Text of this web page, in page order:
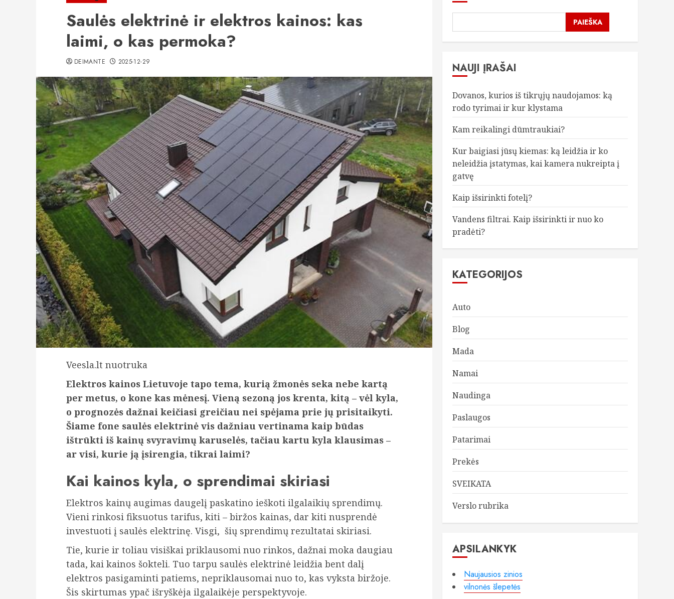
Saulės elektrinė ir elektros kainos: kas
laimi, o kas permoka?
DEIMANTE 2025-12-29
Veesla.lt nuotruka
Elektros kainos Lietuvoje tapo tema, kurią žmonės seka nebe kartą
per metus, o kone kas mėnesį. Vieną sezoną jos krenta, kitą – vėl kyla,
o prognozės dažnai keičiasi greičiau nei spėjama prie jų prisitaikyti.
Šiame fone saulės elektrinė vis dažniau vertinama kaip būdas
ištrūkti iš kainų svyravimų karuselės, tačiau kartu kyla klausimas –
ar visi, kurie ją įsirengia, tikrai laimi?
Kai kainos kyla, o sprendimai skiriasi
Elektros kainų augimas daugelį paskatino ieškoti ilgalaikių sprendimų.
Vieni rinkosi fiksuotus tarifus, kiti – biržos kainas, dar kiti nusprendė
investuoti į saulės elektrinę. Visgi, šių sprendimų rezultatai skiriasi.
Tie, kurie ir toliau visiškai priklausomi nuo rinkos, dažnai moka daugiau
tada, kai kainos šokteli. Tuo tarpu saulės elektrinė leidžia bent dalį
elektros pasigaminti patiems, nepriklausomai nuo to, kas vyksta biržoje.
Šis skirtumas ypač išryškėja ilgalaikėje perspektyvoje.
PAIEŠKA
NAUJI ĮRAŠAI
Dovanos, kurios iš tikrųjų naudojamos: ką
rodo tyrimai ir kur klystama
Kam reikalingi dūmtraukiai?
Kur baigiasi jūsų kiemas: ką leidžia ir ko
neleidžia įstatymas, kai kamera nukreipta į
gatvę
Kaip išsirinkti fotelį?
Vandens filtrai. Kaip išsirinkti ir nuo ko
pradėti?
KATEGORIJOS
Auto
Blog
Mada
Namai
Naudinga
Paslaugos
Patarimai
Prekės
SVEIKATA
Verslo rubrika
APSILANKYK
Naujausios zinios
vilnonės šlepetės